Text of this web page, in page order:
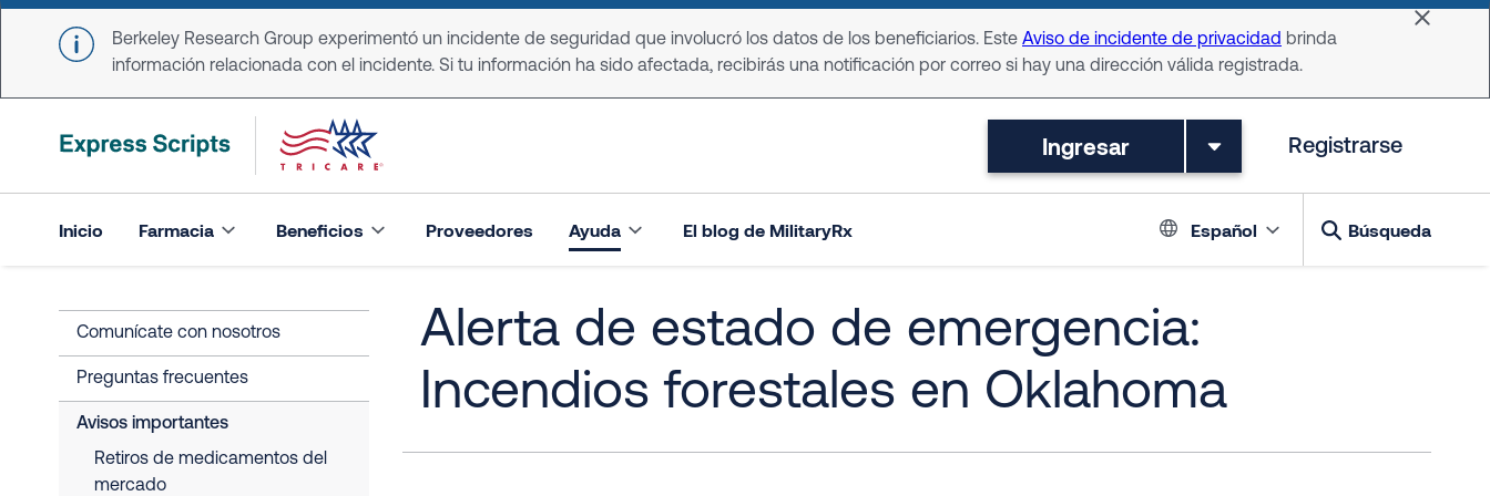
Skip to main content
Berkeley Research Group experimentó un incidente de seguridad que involucró los datos de los beneficiarios. Este Aviso de incidente de privacidad brinda
información relacionada con el incidente. Si tu información ha sido afectada, recibirás una notificación por correo si hay una dirección válida registrada.
Dismiss
Ingresar Registrarse
Inicio Farmacia Beneficios Proveedores Ayuda El blog de MilitaryRx Language
Español Búsqueda
Comunícate con nosotros
Preguntas frecuentes
Avisos importantes
Retiros de medicamentos del
mercado
Alerta de estado de emergencia:
Incendios forestales en Oklahoma